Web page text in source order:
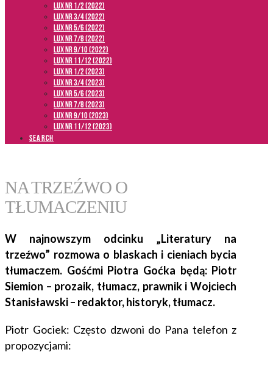
LUX NR 1/2 (2022)
LUX NR 3/4 (2022)
LUX NR 5/6 (2022)
LUX NR 7/8 (2022)
LUX nr 9/10 (2022)
LUX NR 11/12 (2022)
LUX NR 1/2 (2023)
LUX NR 3/4 (2023)
LUX NR 5/6 (2023)
LUX NR 7/8 (2023)
LUX NR 9/10 (2023)
LUX NR 11/12 (2023)
SEARCH
NA TRZEŹWO O
TŁUMACZENIU
W najnowszym odcinku „Literatury na
trzeźwo” rozmowa o blaskach i cieniach bycia
tłumaczem. Gośćmi Piotra Goćka będą: Piotr
Siemion – prozaik, tłumacz, prawnik i Wojciech
Stanisławski – redaktor, historyk, tłumacz.
Piotr Gociek: Często dzwoni do Pana telefon z
propozycjami: